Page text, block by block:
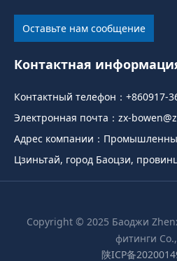
Оставьте нам сообщение
Контактная
Контактный телефон： +860917-
Электронная почта： zx-
Адрес компании：
Цзиньтай, город Баоцзи,
Copyright © 2025 Баоджи
фитинги
陕ICP备